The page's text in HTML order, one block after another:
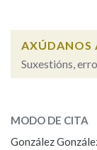
AXÚDANOS
Suxestións,
ESCOLLE
MODO DE CITA
González